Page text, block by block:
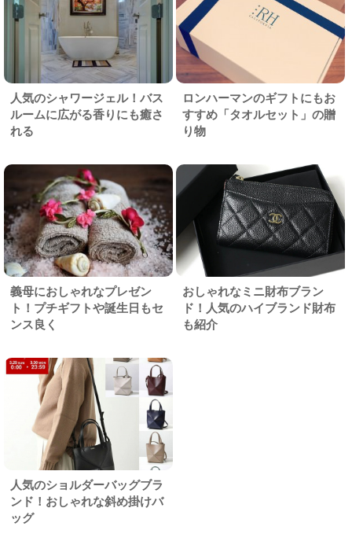
人気のシャワージェル！バス
ルームに広がる香りにも癒さ
れる
ロンハーマンのギフトにもお
すすめ「タオルセット」の贈
り物
義母におしゃれなプレゼン
ト！プチギフトや誕生日もセ
ンス良く
おしゃれなミニ財布ブラン
ド！人気のハイブランド財布
も紹介
人気のショルダーバッグブラ
ンド！おしゃれな斜め掛けバ
ッグ